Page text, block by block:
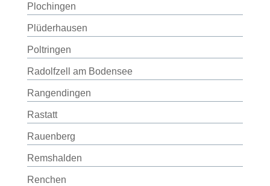
Plochingen
Plüderhausen
Poltringen
Radolfzell am Bodensee
Rangendingen
Rastatt
Rauenberg
Remshalden
Renchen